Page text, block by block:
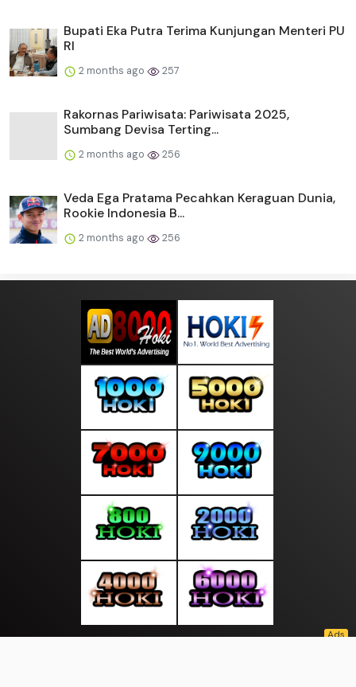
Bupati Eka Putra Terima Kunjungan Menteri PU
RI
2 months ago 257
Rakornas Pariwisata: Pariwisata 2025,
Sumbang Devisa Terting...
2 months ago 256
Veda Ega Pratama Pecahkan Keraguan Dunia,
Rookie Indonesia B...
2 months ago 256